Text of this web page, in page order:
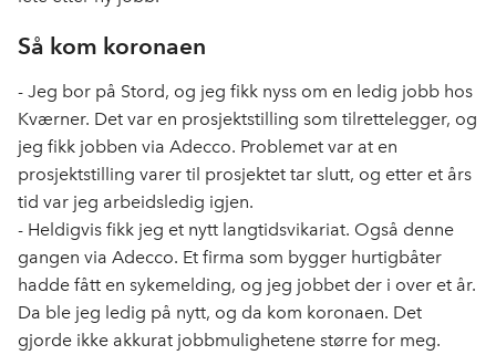
Så kom koronaen
- Jeg bor på Stord, og jeg fikk nyss om en ledig jobb hos
Kværner. Det var en prosjektstilling som tilrettelegger, og
jeg fikk jobben via Adecco. Problemet var at en
prosjektstilling varer til prosjektet tar slutt, og etter et års
tid var jeg arbeidsledig igjen.
- Heldigvis fikk jeg et nytt langtidsvikariat. Også denne
gangen via Adecco. Et firma som bygger hurtigbåter
hadde fått en sykemelding, og jeg jobbet der i over et år.
Da ble jeg ledig på nytt, og da kom koronaen. Det
gjorde ikke akkurat jobbmulighetene større for meg.